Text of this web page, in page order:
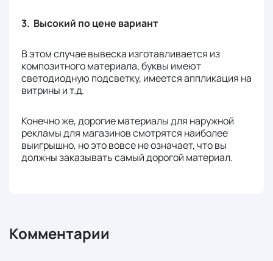
3. Высокий по цене вариант
В этом случае вывеска изготавливается из
композитного материала, буквы имеют
светодиодную подсветку, имеется аппликация на
витрины и т.д.
Конечно же, дорогие материалы для наружной
рекламы для магазинов смотрятся наиболее
выигрышно, но это вовсе не означает, что вы
должны заказывать самый дорогой материал.
Комментарии